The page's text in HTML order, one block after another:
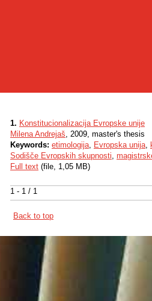
1 - 1 / 1
1. Konstitucionalizacija Evropske unije
Milena Andrejaš, 2009, master's thesis
Keywords: etimologija, Evropska unija,
Sodišče Evropskih skupnosti,
Full text (file, 1,05 MB)
Back to top